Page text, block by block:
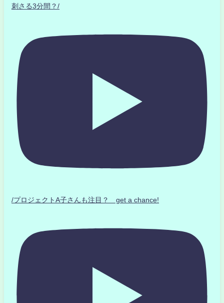
刺さる3分間？/
/プロジェクトA子さんも注目？ get a chance!